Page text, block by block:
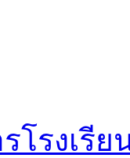
โรงเรีย